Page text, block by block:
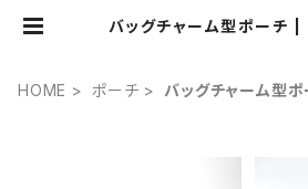
バッグチャーム型ポーチ
ック、ハンドバック
HOME ポーチ バッグチャーム型ポ